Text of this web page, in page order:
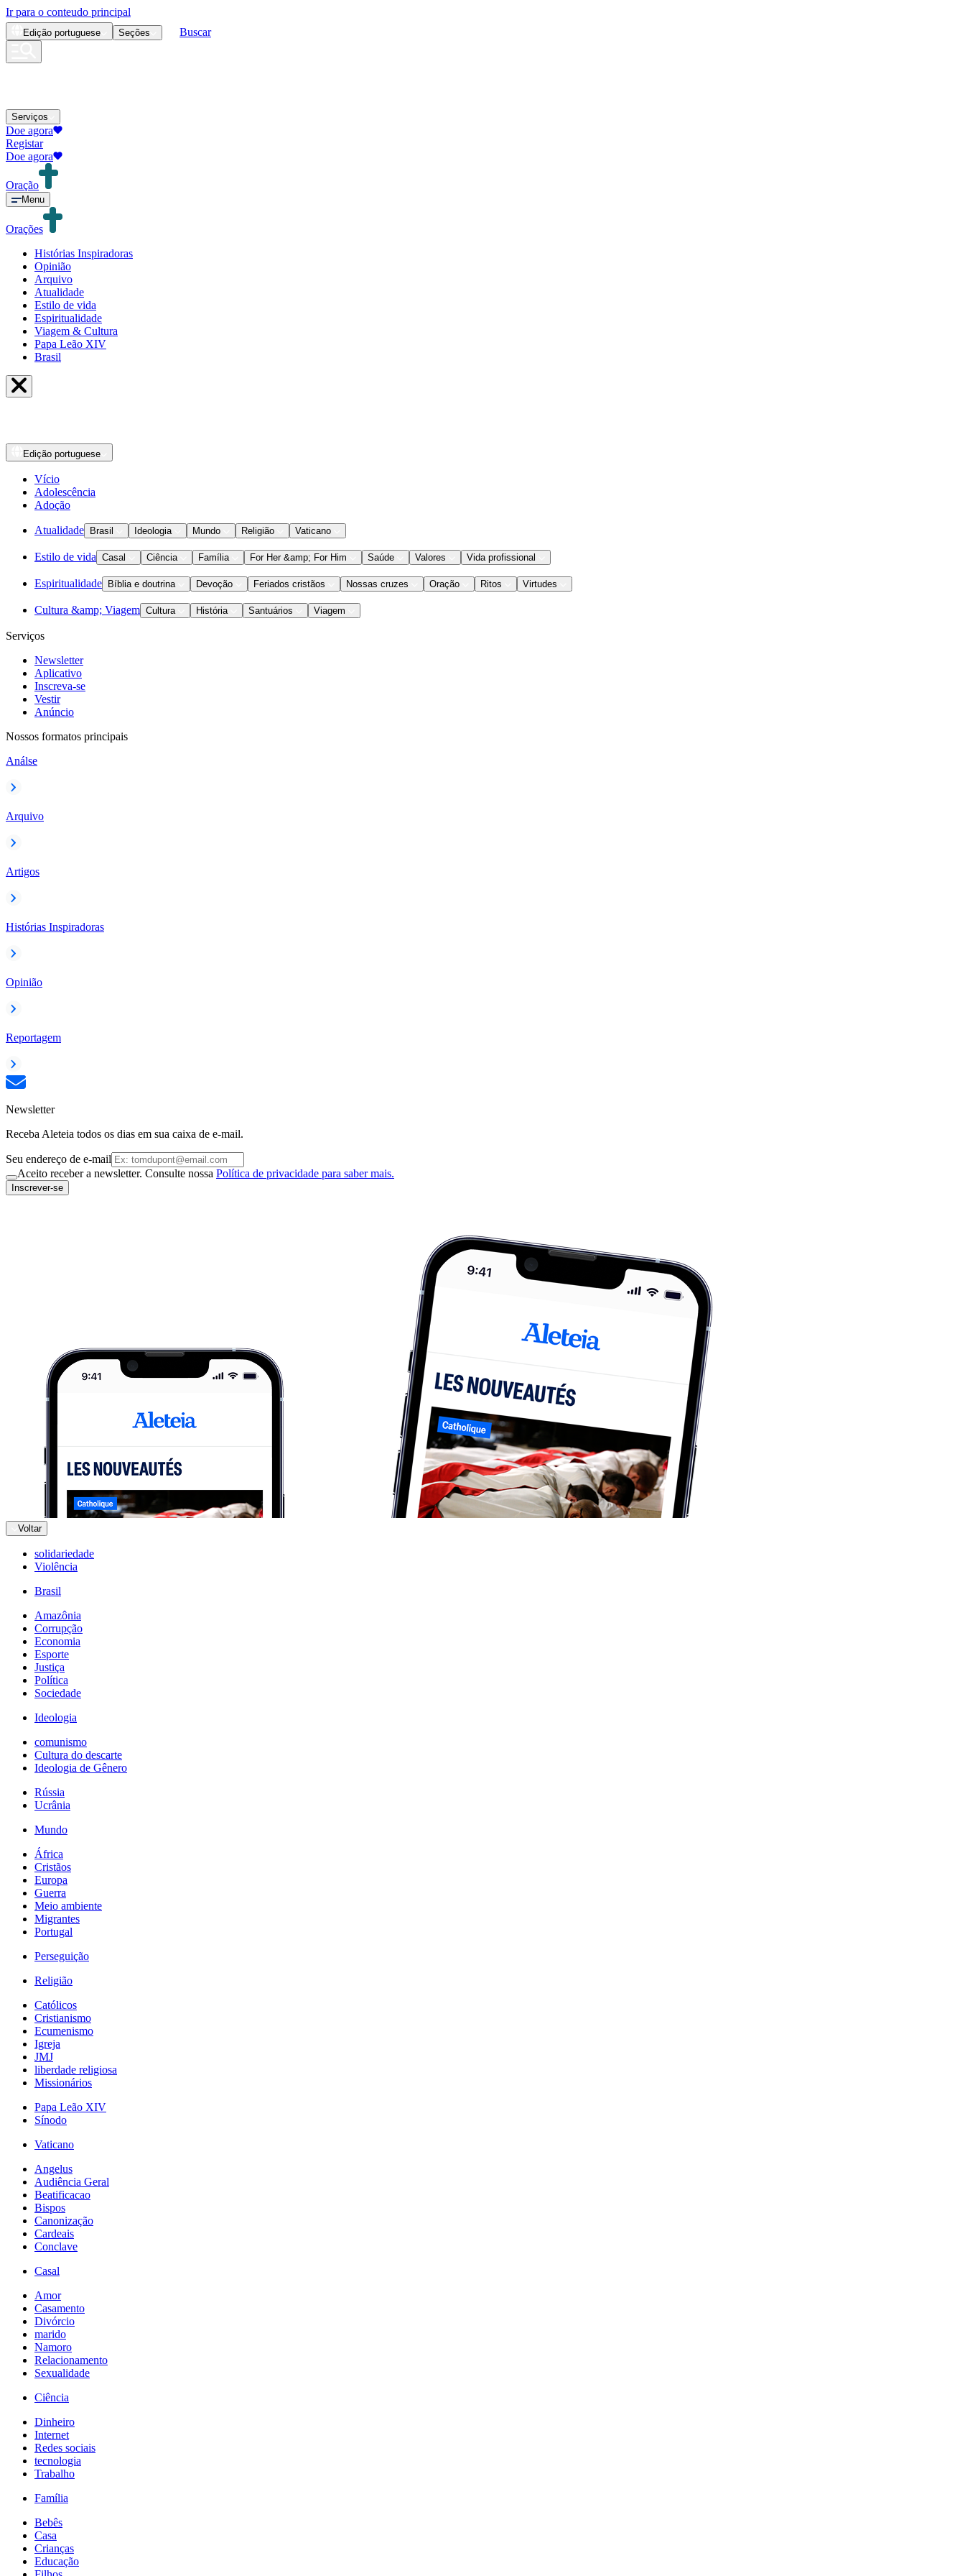
Ir para o conteudo principal
Edição portuguese Seções Buscar
Serviços
Doe agora
Registar
Doe agora
Oração
Menu
Orações
Histórias Inspiradoras
Opinião
Arquivo
Atualidade
Estilo de vida
Espiritualidade
Viagem & Cultura
Papa Leão XIV
Brasil
Edição portuguese
Vício
Adolescência
Adoção
Atualidade Brasil Ideologia Mundo Religião Vaticano
Estilo de vida Casal Ciência Família For Her &amp; For Him Saúde Valores Vida profissional
Espiritualidade Bíblia e doutrina Devoção Feriados cristãos Nossas cruzes Oração Ritos Virtudes
Cultura &amp; Viagem Cultura História Santuários Viagem
Serviços
Newsletter
Aplicativo
Inscreva-se
Vestir
Anúncio
Nossos formatos principais
Análse
Arquivo
Artigos
Histórias Inspiradoras
Opinião
Reportagem
Newsletter
Receba Aleteia todos os dias em sua caixa de e-mail.
Seu endereço de e-mail
Aceito receber a newsletter. Consulte nossa Política de privacidade para saber mais.
Inscrever-se
Voltar
solidariedade
Violência
Brasil
Amazônia
Corrupção
Economia
Esporte
Justiça
Política
Sociedade
Ideologia
comunismo
Cultura do descarte
Ideologia de Gênero
Rússia
Ucrânia
Mundo
África
Cristãos
Europa
Guerra
Meio ambiente
Migrantes
Portugal
Perseguição
Religião
Católicos
Cristianismo
Ecumenismo
Igreja
JMJ
liberdade religiosa
Missionários
Papa Leão XIV
Sínodo
Vaticano
Angelus
Audiência Geral
Beatificacao
Bispos
Canonização
Cardeais
Conclave
Casal
Amor
Casamento
Divórcio
marido
Namoro
Relacionamento
Sexualidade
Ciência
Dinheiro
Internet
Redes sociais
tecnologia
Trabalho
Família
Bebês
Casa
Crianças
Educação